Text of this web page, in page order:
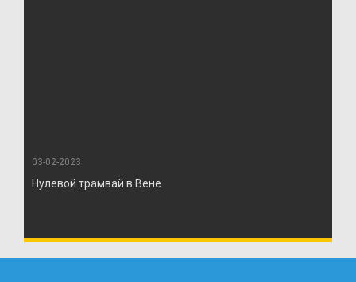
03-02-2023
Нулевой трамвай в Вене